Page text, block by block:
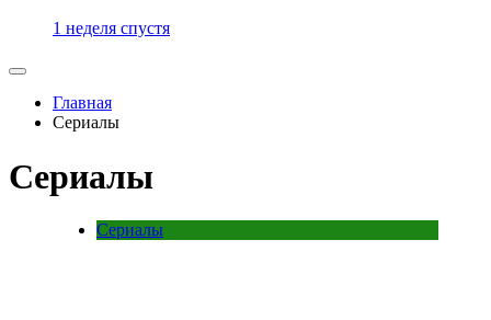
1 неделя спустя
Главная
Сериалы
Сериалы
Сериалы